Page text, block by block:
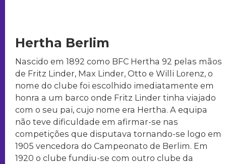
Hertha Berlim
Nascido em 1892 como BFC Hertha 92 pelas mãos
de Fritz Linder, Max Linder, Otto e Willi Lorenz, o
nome do clube foi escolhido imediatamente em
honra a um barco onde Fritz Linder tinha viajado
com o seu pai, cujo nome era Hertha. A equipa
não teve dificuldade em afirmar-se nas
competições que disputava tornando-se logo em
1905 vencedora do Campeonato de Berlim. Em
1920 o clube fundiu-se com outro clube da